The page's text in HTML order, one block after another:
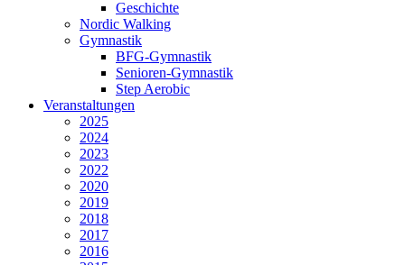
Geschichte
Nordic Walking
Gymnastik
BFG-Gymnastik
Senioren-Gymnastik
Step Aerobic
Veranstaltungen
2025
2024
2023
2022
2020
2019
2018
2017
2016